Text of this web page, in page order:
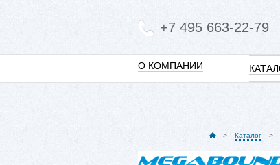
+7 495 663-22-79
О КОМПАНИИ
Каталог